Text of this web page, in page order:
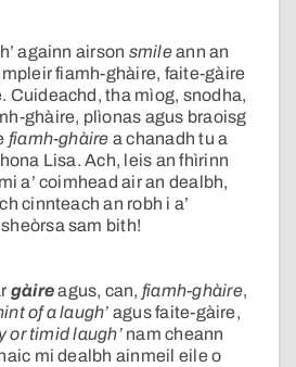
againn airson smileann an
fiamh-ghàire, faite-gàire
Cuideachd, tha mìog, snodha,
ghàire, plìonas agus braoisg
fiamh-ghàire a chanadh tu a
Lisa. Ach, leis an fhìrinn
a’ coimhead air an dealbh,
cinnteach an robh i a’
sam bith!
gàireagus, can, fiamh-ghàire,
of a laugh’ agus faite-gàire,
or timid laugh’nam cheann
mi dealbh ainmeil eile o